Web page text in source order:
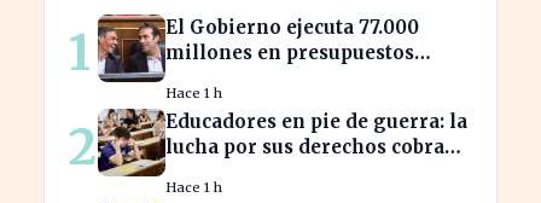
1
El Gobierno ejecuta 77.000
millones en presupuestos
año 2025
Hace 1 h
2
Educadores en pie de guerra: la
lucha por sus derechos cobra
Hace 1 h